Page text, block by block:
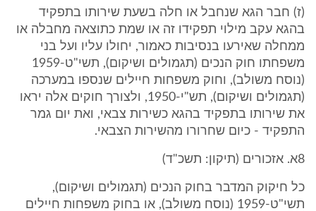
(ז) חבר הגא שנחבל או חלה בשעת שירותו בתפקיד
בהגא עקב מילוי תפקידו זה או שמת כתוצאה מחבלה או
ממחלה שאירעו בנסיבות כאמור, יחולו עליו ועל בני
משפחתו חוק הנכים (תגמולים ושיקום), תשי"ט-1959
(נוסח משולב), וחוק משפחות חיילים שנספו במערכה
(תגמולים ושיקום), תש"י-1950, ולצורך חוקים אלה יראו
את שירותו בתפקיד בהגא כשירות צבאי, ואת יום גמר
התפקיד - כיום שחרורו מהשירות הצבאי.
8א. אזכורים (תיקון: תשכ"ד)
כל חיקוק המדבר בחוק הנכים (תגמולים ושיקום),
תשי"ט-1959 (נוסח משולב), או בחוק משפחות חיילים